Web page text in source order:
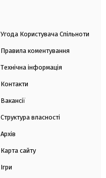
Угода Користувача Спільноти
Правила коментування
Технічна інформація
Контакти
Вакансії
Структура власності
Архів
Карта сайту
Ігри